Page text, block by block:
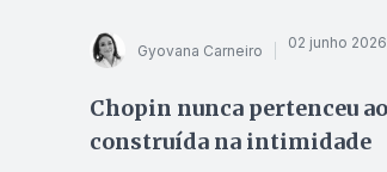
Gyovana Carneiro 02 junho
Chopin nunca pertenceu
construída na intimidade